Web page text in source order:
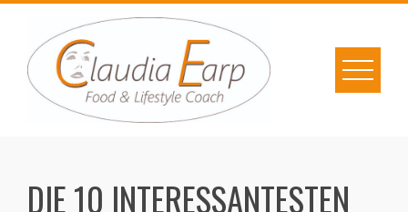
Skip
content
DIE 10 INTERESSANTESTEN